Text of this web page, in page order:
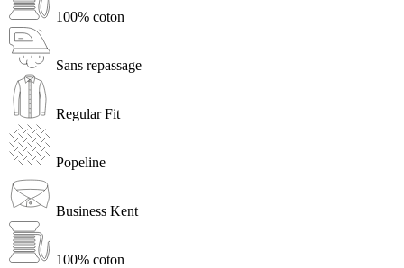
100% coton
Sans repassage
Regular Fit
Popeline
Business Kent
100% coton